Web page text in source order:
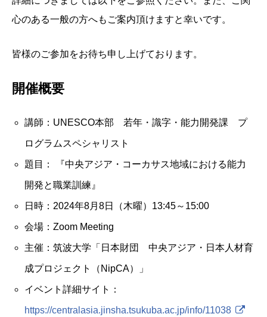
心のある一般の方へもご案内頂けますと幸いです。
皆様のご参加をお待ち申し上げております。
開催概要
講師：UNESCO本部 若年・識字・能力開発課 プ
ログラムスペシャリスト
題目： 『中央アジア・コーカサス地域における能力
開発と職業訓練』
日時：2024年8月8日（木曜）13:45～15:00
会場：Zoom Meeting
主催：筑波大学「日本財団 中央アジア・日本人材育
成プロジェクト（NipCA）」
イベント詳細サイト：
https://centralasia.jinsha.tsukuba.ac.jp/info/11038